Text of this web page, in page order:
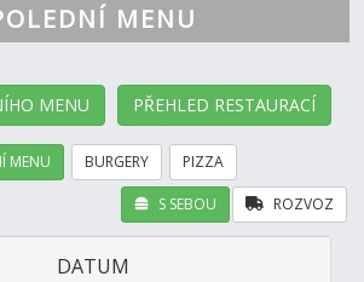
MENU
MENU PŘEHLED RESTAURACÍ
MENU BURGERY PIZZA
ROZVOZ
S SEBOU
DATUM